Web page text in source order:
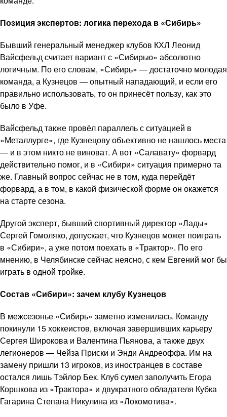
Позиция экспертов: логика перехода в «Сибирь»
Бывший генеральный менеджер клубов КХЛ Леонид
Вайсфельд считает вариант с «Сибирью» абсолютно
логичным. По его словам, «Сибирь» — достаточно молодая
команда, а Кузнецов — опытный нападающий, и если его
правильно использовать, то он принесёт пользу, как это
было в Уфе.
Вайсфельд также провёл параллель с ситуацией в
«Металлурге», где Кузнецову объективно не нашлось места
— и в этом никто не виноват. А вот «Салавату» форвард
действительно помог, и в «Сибири» ситуация примерно та
же. Главный вопрос сейчас не в том, куда перейдёт
форвард, а в том, в какой физической форме он окажется
на старте сезона.
Другой эксперт, бывший спортивный директор «Лады»
Сергей Гомоляко, допускает, что Кузнецов может поиграть
в «Сибири», а уже потом поехать в «Трактор». По его
мнению, в Челябинске сейчас неясно, с кем Евгений мог бы
играть в одной тройке.
Состав «Сибири»: зачем клубу Кузнецов
В межсезонье «Сибирь» заметно изменилась. Команду
покинули 15 хоккеистов, включая завершивших карьеру
Сергея Широкова и Валентина Пьянова, а также двух
легионеров — Чейза Приски и Энди Андреоффа. Им на
замену пришли 13 игроков, из иностранцев в составе
остался лишь Тэйлор Бек. Клуб сумел заполучить Егора
Коршкова из «Трактора» и двукратного обладателя Кубка
Гагарина Степана Никулина из «Локомотива».